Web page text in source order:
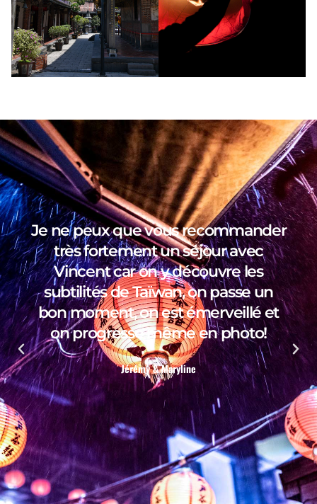
Je ne peux que vous recommander
très fortement un séjour avec
Vincent car on y découvre les
subtilités de Taïwan, on passe un
bon moment, on est émerveillé et
on progresse même en photo!
Jérémy & Maryline